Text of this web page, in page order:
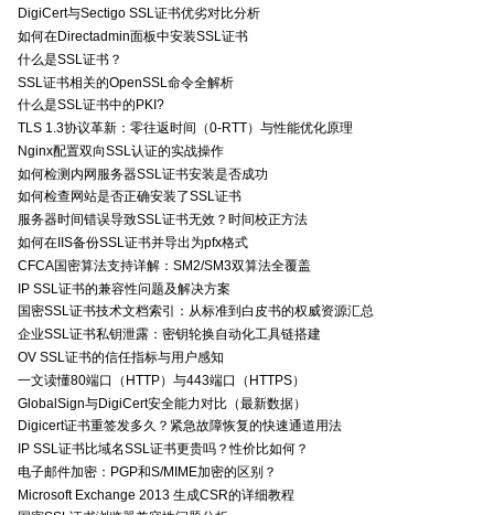
DigiCert与Sectigo SSL证书优劣对比分析
如何在Directadmin面板中安装SSL证书
什么是SSL证书？
SSL证书相关的OpenSSL命令全解析
什么是SSL证书中的PKI?
TLS 1.3协议革新：零往返时间（0-RTT）与性能优化原理
Nginx配置双向SSL认证的实战操作
如何检测内网服务器SSL证书安装是否成功
如何检查网站是否正确安装了SSL证书
服务器时间错误导致SSL证书无效？时间校正方法
如何在IIS备份SSL证书并导出为pfx格式
CFCA国密算法支持详解：SM2/SM3双算法全覆盖
IP SSL证书的兼容性问题及解决方案
国密SSL证书技术文档索引：从标准到白皮书的权威资源汇总
企业SSL证书私钥泄露：密钥轮换自动化工具链搭建
OV SSL证书的信任指标与用户感知
一文读懂80端口（HTTP）与443端口（HTTPS）
GlobalSign与DigiCert安全能力对比（最新数据）
Digicert证书重签发多久？紧急故障恢复的快速通道用法
IP SSL证书比域名SSL证书更贵吗？性价比如何？
电子邮件加密：PGP和S/MIME加密的区别？
Microsoft Exchange 2013 生成CSR的详细教程